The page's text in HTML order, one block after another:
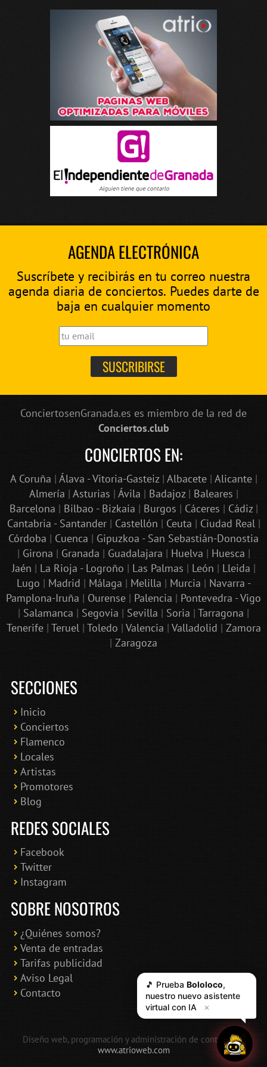
AGENDA ELECTRÓNICA
Suscríbete y recibirás en tu correo nuestra
agenda diaria de conciertos. Puedes darte de
baja en cualquier momento
ConciertosenGranada.es es miembro de la red de
Conciertos.club
CONCIERTOS EN:
A Coruña | Álava - Vitoria-Gasteiz| Albacete| Alicante|
Almería | Asturias | Ávila | Badajoz| Baleares |
Barcelona | Bilbao - Bizkaia | Burgos | Cáceres | Cádiz|
Cantabria - Santander| Castellón | Ceuta | Ciudad Real|
Córdoba | Cuenca | Gipuzkoa - San Sebastián-Donostia
| Girona | Granada | Guadalajara | Huelva | Huesca |
Jaén | La Rioja - Logroño | Las Palmas | León | Lleida |
Lugo | Madrid | Málaga | Melilla | Murcia | Navarra -
Pamplona-Iruña | Ourense | Palencia | Pontevedra - Vigo
| Salamanca | Segovia | Sevilla | Soria | Tarragona |
Tenerife| Teruel| Toledo | Valencia | Valladolid | Zamora
| Zaragoza
SECCIONES
Inicio
Conciertos
Flamenco
Locales
Artistas
Promotores
Blog
REDES SOCIALES
Facebook
Twitter
Instagram
SOBRE NOSOTROS
¿Quiénes somos?
Venta de entradas
Tarifas publicidad
Aviso Legal
Contacto
Diseño web, programación y administración de contenidos:
www.atrioweb.com